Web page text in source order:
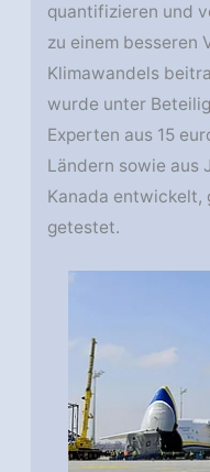
quantifizieren und
zu einem besseren
Klimawandels
wurde unter
Experten aus 15
Ländern sowie aus
Kanada entwickelt,
getestet.